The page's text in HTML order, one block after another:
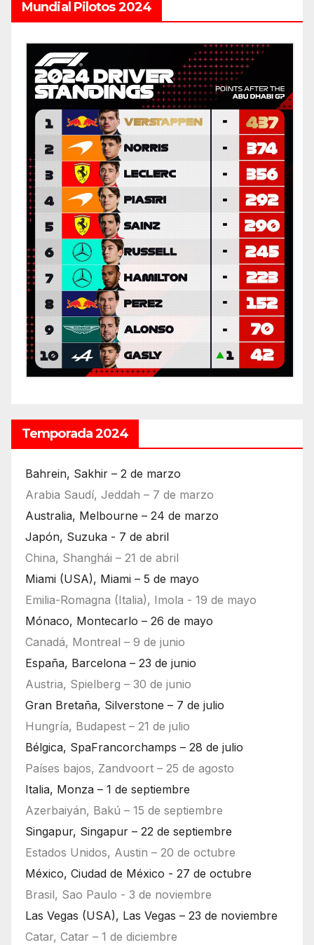
Mundial Pilotos 2024
Temporada 2024
Bahrein, Sakhir – 2 de marzo
Arabia Saudí, Jeddah – 7 de marzo
Australia, Melbourne – 24 de marzo
Japón, Suzuka - 7 de abril
China, Shanghái – 21 de abril
Miami (USA), Miami – 5 de mayo
Emilia-Romagna (Italia), Imola - 19 de mayo
Mónaco, Montecarlo – 26 de mayo
Canadá, Montreal – 9 de junio
España, Barcelona – 23 de junio
Austria, Spielberg – 30 de junio
Gran Bretaña, Silverstone – 7 de julio
Hungría, Budapest – 21 de julio
Bélgica, SpaFrancorchamps – 28 de julio
Países bajos, Zandvoort – 25 de agosto
Italia, Monza – 1 de septiembre
Azerbaiyán, Bakú – 15 de septiembre
Singapur, Singapur – 22 de septiembre
Estados Unidos, Austin – 20 de octubre
México, Ciudad de México - 27 de octubre
Brasil, Sao Paulo - 3 de noviembre
Las Vegas (USA), Las Vegas – 23 de noviembre
Catar, Catar – 1 de diciembre